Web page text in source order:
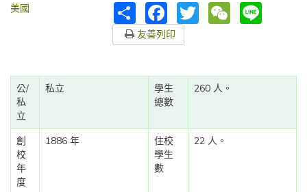
美國
分
FacebookTwitter WeChat
友善列印
公/
私
立
私立
學生
總數
260 人。
創
校
年
度
1886 年
住校
學生
數
22 人。